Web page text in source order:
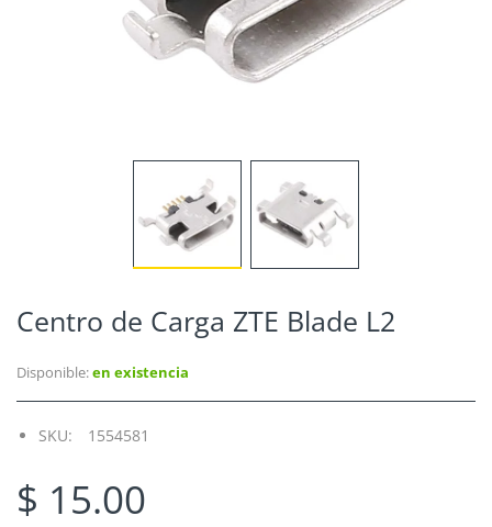
Centro de Carga ZTE Blade L2
Disponible:en existencia
SKU: 1554581
$ 15.00